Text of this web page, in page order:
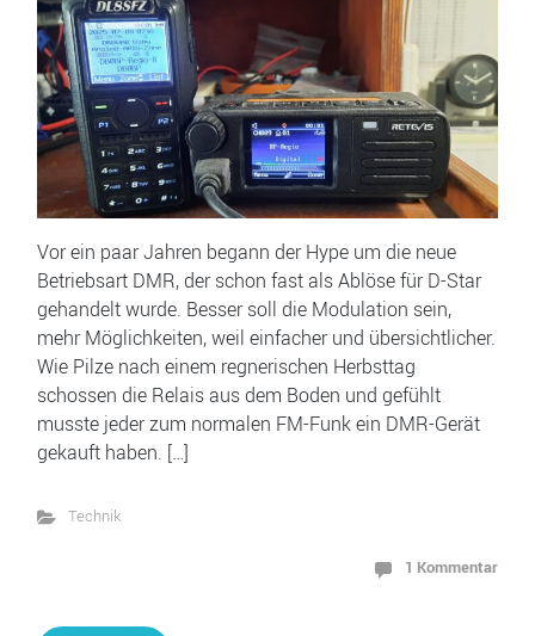
Vor ein paar Jahren begann der Hype um die neue
Betriebsart DMR, der schon fast als Ablöse für D-Star
gehandelt wurde. Besser soll die Modulation sein,
mehr Möglichkeiten, weil einfacher und übersichtlicher.
Wie Pilze nach einem regnerischen Herbsttag
schossen die Relais aus dem Boden und gefühlt
musste jeder zum normalen FM-Funk ein DMR-Gerät
gekauft haben. […]
Technik
1 Kommentar